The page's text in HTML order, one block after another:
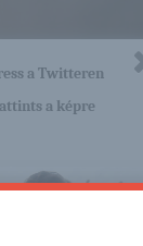
a Twitteren
a képre